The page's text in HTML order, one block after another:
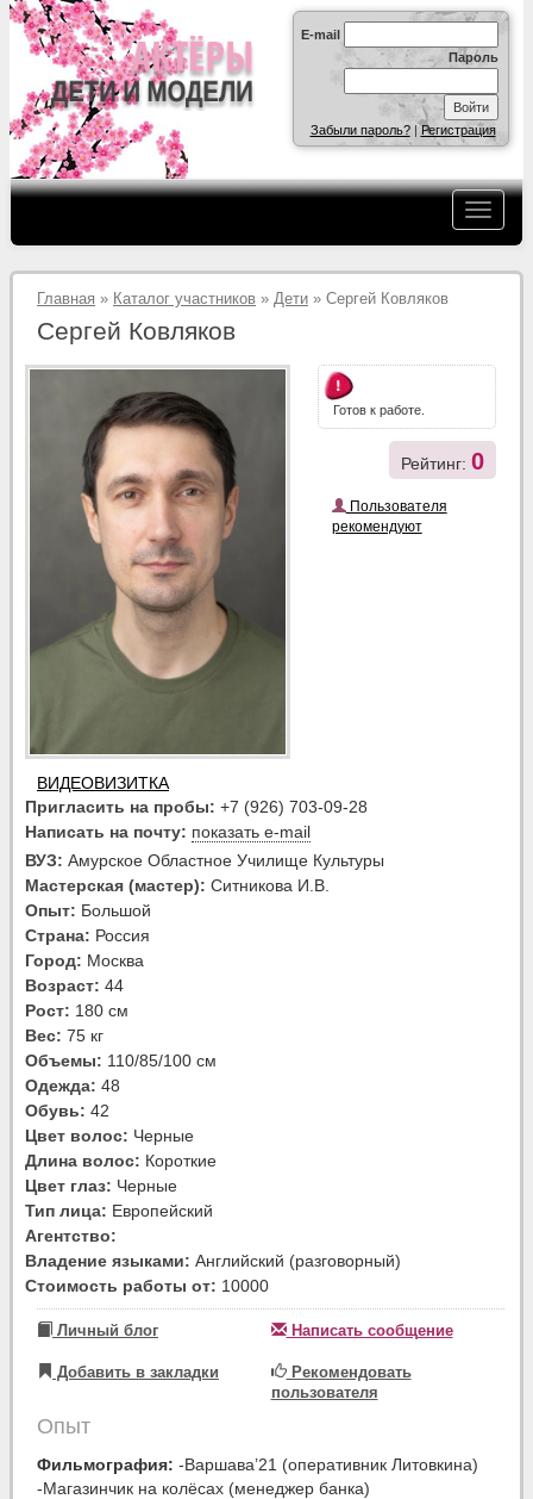
E-mail
Пароль
Забыли пароль?|Регистрация
Главная » Каталог участников » Дети » Сергей Ковляков
Сергей Ковляков
ВИДЕОВИЗИТКА
Готов к работе.
Рейтинг: 0
Пользователя
рекомендуют
Пригласить на пробы: +7 (926) 703-09-28
Написать на почту: показать e-mail
ВУЗ: Амурское Областное Училище Культуры
Мастерская (мастер): Ситникова И.В.
Опыт: Большой
Страна: Россия
Город: Москва
Возраст: 44
Рост: 180 см
Вес: 75 кг
Объемы: 110/85/100 см
Одежда: 48
Обувь: 42
Цвет волос: Черные
Длина волос: Короткие
Цвет глаз: Черные
Тип лица: Европейский
Агентство:
Владение языками: Английский (разговорный)
Стоимость работы от: 10000
Личный блог Написать сообщение
Добавить в закладки
Рекомендовать
пользователя
Опыт
Фильмография: -Варшава’21 (оперативник Литовкина)
-Магазинчик на колёсах (менеджер банка)